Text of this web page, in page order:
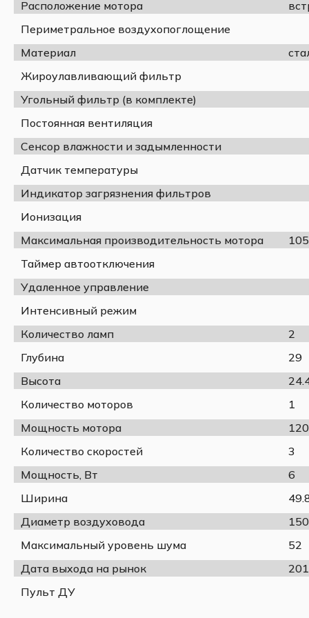
Расположение мотора
Периметральное воздухопоглощение
Материал
Жироулавливающий фильтр
Угольный фильтр (в комплекте)
Постоянная вентиляция
Сенсор влажности и задымленности
Датчик температуры
Индикатор загрязнения фильтров
Ионизация
Максимальная производительность мотора
Таймер автоотключения
Удаленное управление
Интенсивный режим
Количество ламп
2
Глубина
29
Высота
Количество моторов
1
Мощность мотора
120
Количество скоростей
3
Мощность, Вт
6
Ширина
Диаметр воздуховода
150
Максимальный уровень шума
52
Дата выхода на рынок
Пульт ДУ